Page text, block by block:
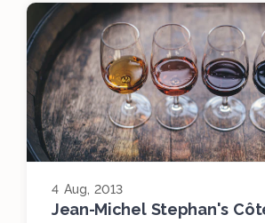
4 Aug, 2013
Jean-Michel Stephan's